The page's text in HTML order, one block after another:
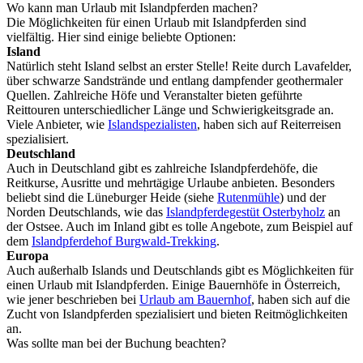
Wo kann man Urlaub mit Islandpferden machen?
Die Möglichkeiten für einen Urlaub mit Islandpferden sind
vielfältig. Hier sind einige beliebte Optionen:
Island
Natürlich steht Island selbst an erster Stelle! Reite durch Lavafelder,
über schwarze Sandstrände und entlang dampfender geothermaler
Quellen. Zahlreiche Höfe und Veranstalter bieten geführte
Reittouren unterschiedlicher Länge und Schwierigkeitsgrade an.
Viele Anbieter, wie Islandspezialisten, haben sich auf Reiterreisen
spezialisiert.
Deutschland
Auch in Deutschland gibt es zahlreiche Islandpferdehöfe, die
Reitkurse, Ausritte und mehrtägige Urlaube anbieten. Besonders
beliebt sind die Lüneburger Heide (siehe Rutenmühle) und der
Norden Deutschlands, wie das Islandpferdegestüt Osterbyholz an
der Ostsee. Auch im Inland gibt es tolle Angebote, zum Beispiel auf
dem Islandpferdehof Burgwald-Trekking.
Europa
Auch außerhalb Islands und Deutschlands gibt es Möglichkeiten für
einen Urlaub mit Islandpferden. Einige Bauernhöfe in Österreich,
wie jener beschrieben bei Urlaub am Bauernhof, haben sich auf die
Zucht von Islandpferden spezialisiert und bieten Reitmöglichkeiten
an.
Was sollte man bei der Buchung beachten?